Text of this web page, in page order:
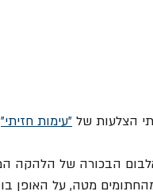
הצלעות של "עימות חזיתי"